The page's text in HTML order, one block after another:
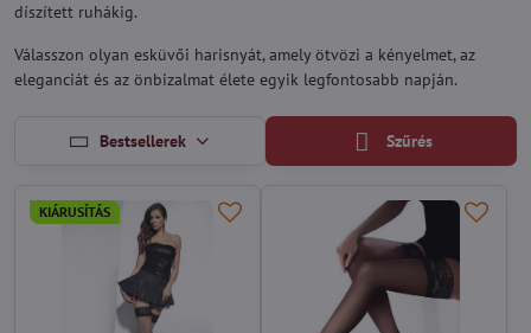
díszített ruhákig.
Válasszon olyan esküvői harisnyát, amely ötvözi a kényelmet, az
eleganciát és az önbizalmat élete egyik legfontosabb napján.
Bestsellerek Szűrés
KIÁRUSÍTÁS